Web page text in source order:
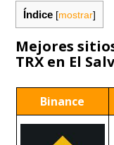
Índice [mostrar]
Mejores
TRX en El
Binance